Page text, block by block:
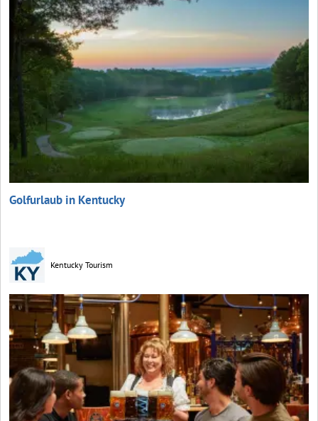
Golfurlaub in Kentucky
Kentucky Tourism